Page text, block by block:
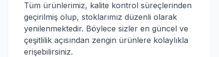
Tüm ürünlerimiz, kalite kontrol süreçlerinden
geçirilmiş olup, stoklarımız düzenli olarak
yenilenmektedir. Böylece sizler en güncel ve
çeşitlilik açısından zengin ürünlere kolaylıkla
erişebilirsiniz.